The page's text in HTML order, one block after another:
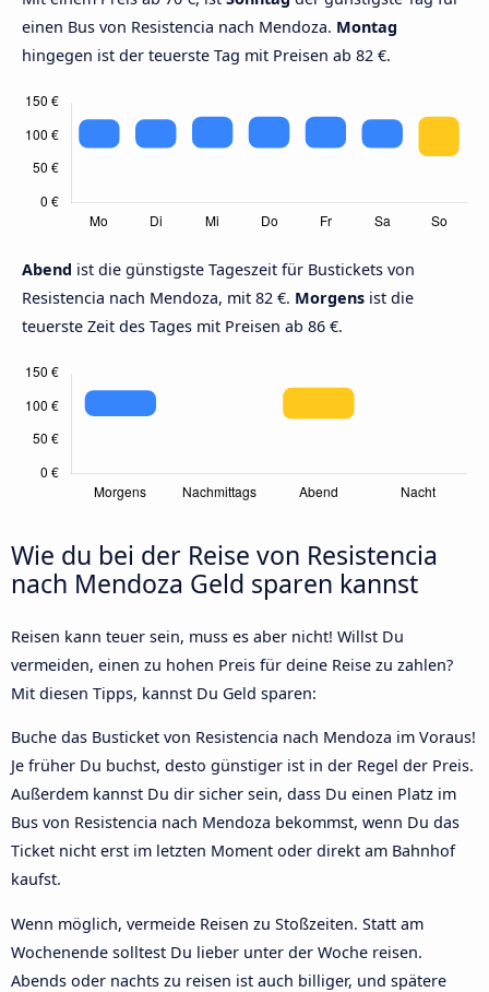
einen Bus von Resistencia nach Mendoza. Montag
hingegen ist der teuerste Tag mit Preisen ab 82 €.
Abend ist die günstigste Tageszeit für Bustickets von
Resistencia nach Mendoza, mit 82 €. Morgens ist die
teuerste Zeit des Tages mit Preisen ab 86 €.
Wie du bei der Reise von Resistencia
nach Mendoza Geld sparen kannst
Reisen kann teuer sein, muss es aber nicht! Willst Du
vermeiden, einen zu hohen Preis für deine Reise zu zahlen?
Mit diesen Tipps, kannst Du Geld sparen:
Buche das Busticket von Resistencia nach Mendoza im Voraus!
Je früher Du buchst, desto günstiger ist in der Regel der Preis.
Außerdem kannst Du dir sicher sein, dass Du einen Platz im
Bus von Resistencia nach Mendoza bekommst, wenn Du das
Ticket nicht erst im letzten Moment oder direkt am Bahnhof
kaufst.
Wenn möglich, vermeide Reisen zu Stoßzeiten. Statt am
Wochenende solltest Du lieber unter der Woche reisen.
Abends oder nachts zu reisen ist auch billiger, und spätere